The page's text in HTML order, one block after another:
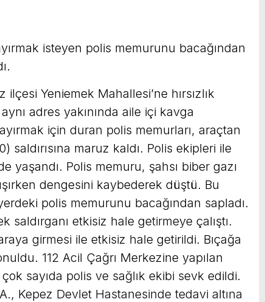
isteyen polis memurunu bacağından
Yeniemek Mahallesi’ne hırsızlık
adres yakınında aile içi kavga
için duran polis memurları, araçtan
saldırısına maruz kaldı. Polis ekipleri ile
yaşandı. Polis memuru, şahsı biber gazı
dengesini kaybederek düştü. Bu
polis memurunu bacağından sapladı.
saldırganı etkisiz hale getirmeye çalıştı.
girmesi ile etkisiz hale getirildi. Bıçağa
112 Acil Çağrı Merkezine yapılan
sayıda polis ve sağlık ekibi sevk edildi.
Kepez Devlet Hastanesinde tedavi altına